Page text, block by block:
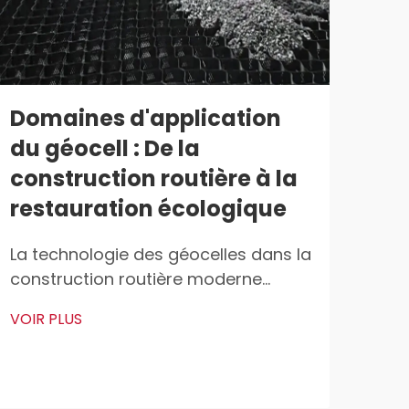
Domaines d'application
du géocell : De la
construction routière à la
restauration écologique
La technologie des géocelles dans la
construction routière moderne
meubles Les géocelles permettent
VOIR PLUS